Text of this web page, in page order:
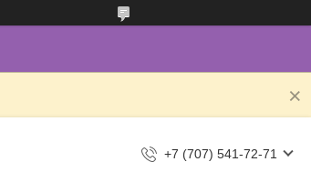
+7 (707) 541-72-71